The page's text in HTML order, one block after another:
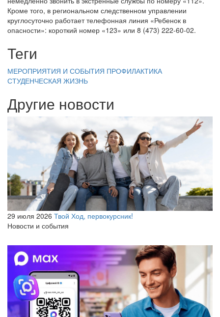
Кроме того, в региональном следственном управлении
круглосуточно работает телефонная линия «Ребенок в
опасности»: короткий номер «123» или 8 (473) 222-60-02.
Теги
МЕРОПРИЯТИЯ И СОБЫТИЯ ПРОФИЛАКТИКА
СТУДЕНЧЕСКАЯ ЖИЗНЬ
Другие новости
29 июля 2026 Твой Ход, первокурсник!
Новости и события